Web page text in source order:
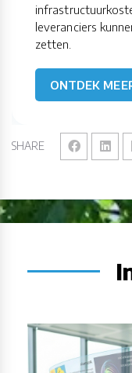
SHARE
leveranciers
zetten.
ONTDEK